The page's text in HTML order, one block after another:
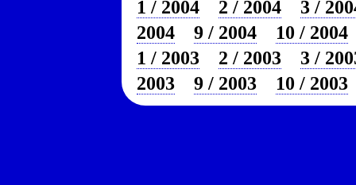
1 / 2004 2 / 2004
3 /
2004
9 / 2004
10 / 2004
1 / 2003
2 / 2003
3 /
2003
9 / 2003 10 / 2003